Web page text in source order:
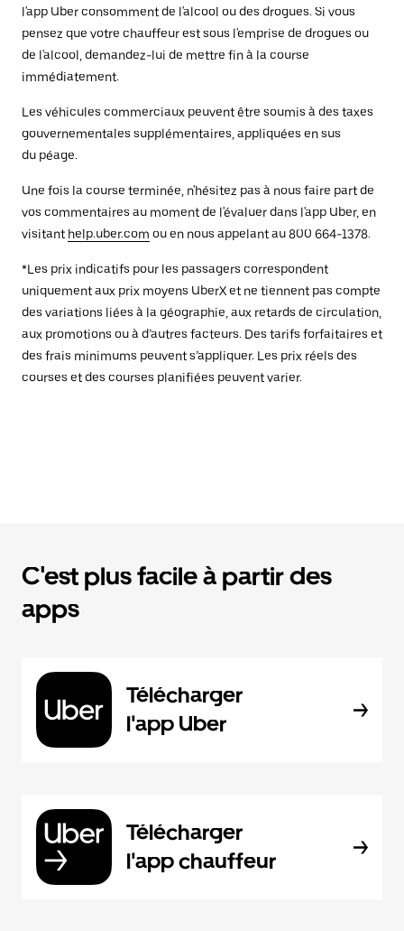
l'app Uber consomment de l'alcool ou des drogues. Si vous
pensez que votre chauffeur est sous l'emprise de drogues ou
de l'alcool, demandez-lui de mettre fin à la course
immédiatement.
Les véhicules commerciaux peuvent être soumis à des taxes
gouvernementales supplémentaires, appliquées en sus
du péage.
Une fois la course terminée, n'hésitez pas à nous faire part de
vos commentaires au moment de l'évaluer dans l'app Uber, en
visitant help.uber.com ou en nous appelant au 800 664-1378.
*Les prix indicatifs pour les passagers correspondent
uniquement aux prix moyens UberX et ne tiennent pas compte
des variations liées à la géographie, aux retards de circulation,
aux promotions ou à d’autres facteurs. Des tarifs forfaitaires et
des frais minimums peuvent s’appliquer. Les prix réels des
courses et des courses planifiées peuvent varier.
C'est plus facile à partir des
apps
Télécharger
l'app Uber
Télécharger
l'app chauffeur